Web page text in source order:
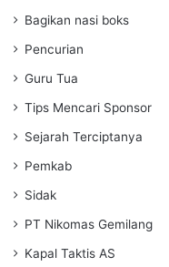
Bagikan nasi boks
Pencurian
Guru Tua
Tips Mencari Sponsor
Sejarah Terciptanya
Pemkab
Sidak
PT Nikomas Gemilang
Kapal Taktis AS